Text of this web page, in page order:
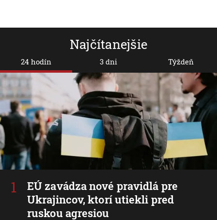
Najčítanejšie
24 hodín
EÚ zavádza nové pravidlá pre
Ukrajincov, ktorí utiekli pred
ruskou agresiou
3 dni Týždeň